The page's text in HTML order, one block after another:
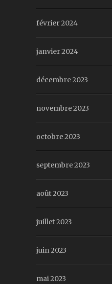
février 2024
janvier 2024
décembre 2023
novembre 2023
octobre 2023
septembre 2023
août 2023
juillet 2023
juin 2023
mai 2023